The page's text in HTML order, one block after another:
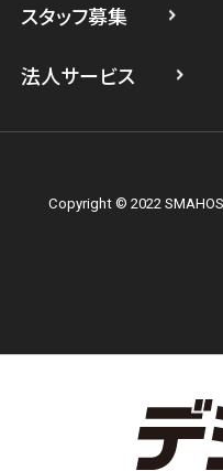
スマホスピタル テル
スタッフ募集
法人サービス
Copyright © 2022